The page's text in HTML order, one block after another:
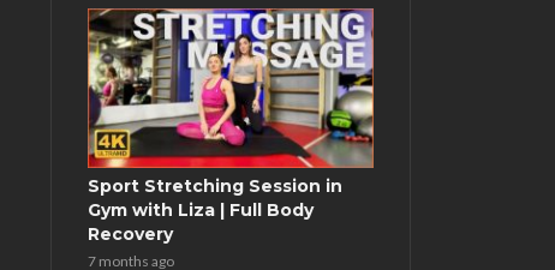
Sport Stretching Session in
Gym with Liza | Full Body
Recovery
7 months ago